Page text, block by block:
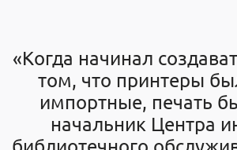
«Когда начинал
том, что принтеры
импортные, печать
начальник Центра